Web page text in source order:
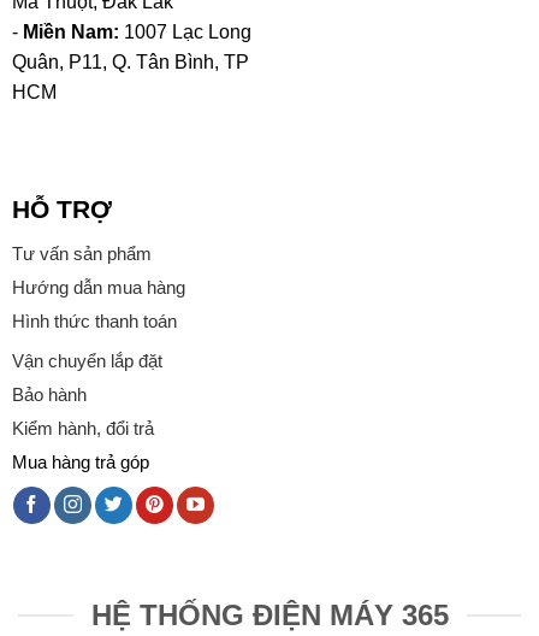
- Miền Nam: 1007 Lạc Long
Quân, P11, Q. Tân Bình, TP
HCM
HỖ TRỢ
Tư vấn sản phẩm
Hướng dẫn mua hàng
Hình thức thanh toán
Vận chuyển lắp đặt
Bảo hành
Kiểm hành, đổi trả
Mua hàng trả góp
HỆ THỐNG ĐIỆN MÁY 365